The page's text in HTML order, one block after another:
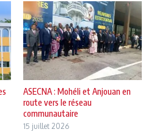
ASECNA : Mohéli et Anjouan en
route vers le réseau
communautaire
15 juillet 2026